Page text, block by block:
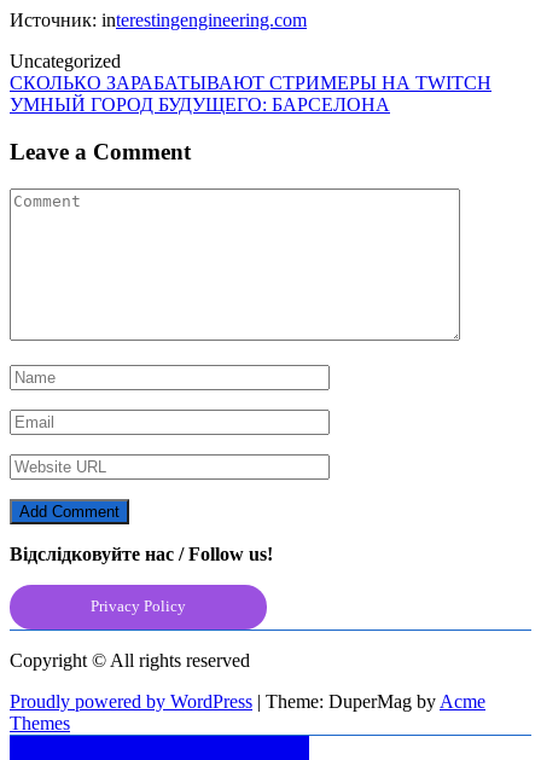
Источник: interestingengineering.com
Uncategorized
Post
navigation
СКОЛЬКО ЗАРАБАТЫВАЮТ СТРИМЕРЫ НА TWITCH
УМНЫЙ ГОРОД БУДУЩЕГО: БАРСЕЛОНА
Leave a Comment
Відслідковуйте нас / Follow us!
Privacy Policy
Copyright © All rights reserved
Proudly powered by WordPress | Theme: DuperMag by Acme
Themes